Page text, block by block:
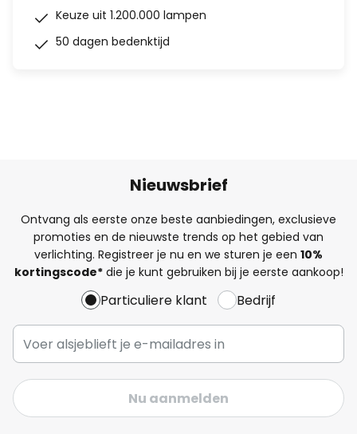
Keuze uit 1.200.000 lampen
50 dagen bedenktijd
Nieuwsbrief
Ontvang als eerste onze beste aanbiedingen, exclusieve
promoties en de nieuwste trends op het gebied van
verlichting. Registreer je nu en we sturen je een 10%
kortingscode*die je kunt gebruiken bij je eerste aankoop!
Particuliere klant Bedrijf
Nu aanmelden